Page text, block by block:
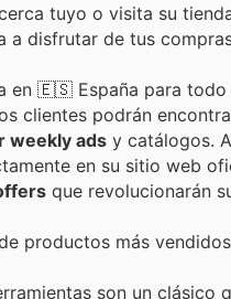
tuyo o visita su
a disfrutar de tus
en 🇪🇸 España para
clientes podrán
weekly ads y catálogos.
en su sitio web
que revolucionarán
productos más
son un clásico